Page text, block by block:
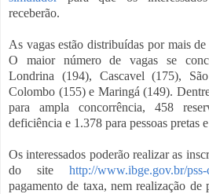
receberão.
As vagas estão distribuídas por mais
O maior número de vagas se
Londrina (194), Cascavel (175),
Colombo (155) e Maringá (149).
para ampla concorrência, 458
deficiência e 1.378 para pessoas pretas
Os interessados poderão realizar as
do site http://www.ibge.gov.br/pss-
pagamento de taxa, nem realização de